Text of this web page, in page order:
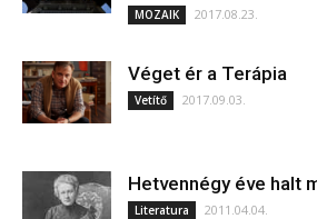
MOZAIK 2017.08.23.
Véget ér a Terápia
Vetítő 2017.09.03.
Hetvennégy éve halt
Literatura 2011.04.04.